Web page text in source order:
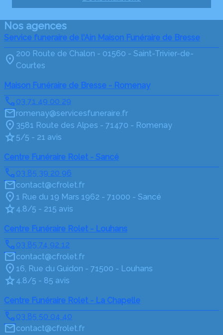
Nos agences
Service funeraire de l'Ain Maison Funéraire de Bresse
200 Route de Chalon - 01560 - Saint-Trivier-de-
Courtes
Maison Funéraire de Bresse - Romenay
03 71 49 00 29
romenay@servicesfuneraire.fr
3581 Route des Alpes - 71470 - Romenay
5/5 - 21 avis
Centre Funéraire Rolet - Sancé
03 85 39 20 96
contact@cfrolet.fr
1 Rue du 19 Mars 1962 - 71000 - Sancé
4.8/5 - 215 avis
Centre Funéraire Rolet - Louhans
03 85 74 92 12
contact@cfrolet.fr
16, Rue du Guidon - 71500 - Louhans
4.8/5 - 85 avis
Centre Funéraire Rolet - La Chapelle
03 85 50 04 40
contact@cfrolet.fr